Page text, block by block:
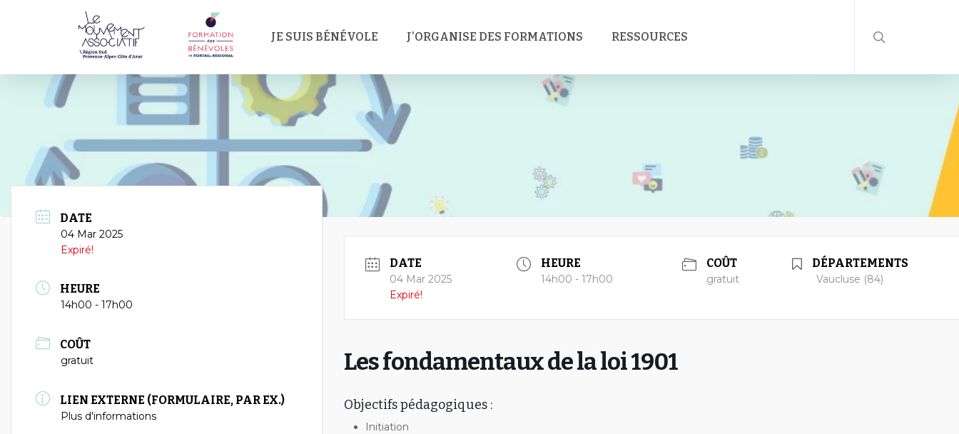
JE SUIS BÉNÉVOLE J’ORGANISE DES FORMATIONS RESSOURCES
DATE
04 Mar 2025
Expiré!
HEURE
14h00 - 17h00
COÛT
gratuit
LIEN EXTERNE (FORMULAIRE, PAR EX.)
Plus d'informations
DATE
04 Mar 2025
Expiré!
HEURE
14h00 - 17h00
COÛT
gratuit
DÉPARTEMENTS
Vaucluse (84)
Les fondamentaux de la loi 1901
Objectifs pédagogiques :
Initiation